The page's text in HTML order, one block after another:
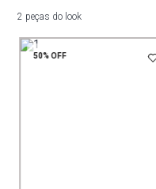
2 peças do look
50%OFF